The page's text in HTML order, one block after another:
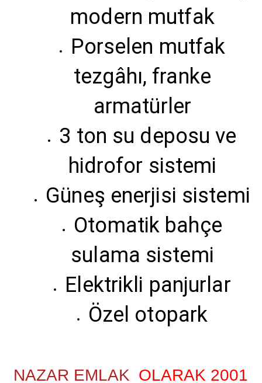
modern mutfak
Porselen mutfak
tezgâhı, franke
armatürler
3 ton su deposu ve
hidrofor sistemi
Güneş enerjisi sistemi
Otomatik bahçe
sulama sistemi
Elektrikli panjurlar
Özel otopark
NAZAR EMLAK OLARAK 2001